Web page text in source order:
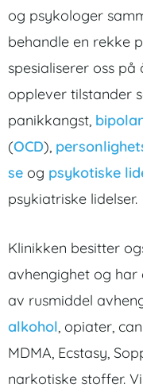
og psykologer
behandle en rekke
spesialiserer oss
opplever tilstander
panikkangst,
(OCD),
se og psykotiske
psykiatriske lidelser.
Klinikken besitter
avhengighet og
av rusmiddel
alkohol, opiater,
MDMA, Ecstasy,
narkotiske stoffer.